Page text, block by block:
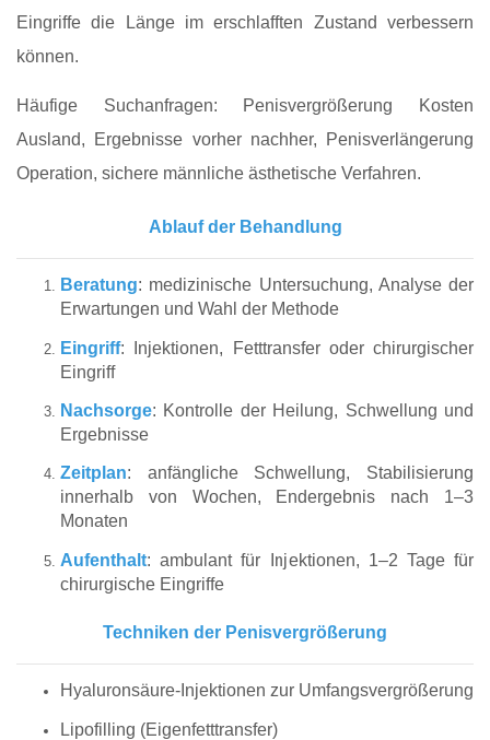
Eingriffe die Länge im erschlafften Zustand verbessern
können.
Häufige Suchanfragen: Penisvergrößerung Kosten
Ausland, Ergebnisse vorher nachher, Penisverlängerung
Operation, sichere männliche ästhetische Verfahren.
Ablauf der Behandlung
Beratung: medizinische Untersuchung, Analyse der
Erwartungen und Wahl der Methode
Eingriff: Injektionen, Fetttransfer oder chirurgischer
Eingriff
Nachsorge: Kontrolle der Heilung, Schwellung und
Ergebnisse
Zeitplan: anfängliche Schwellung, Stabilisierung
innerhalb von Wochen, Endergebnis nach 1–3
Monaten
Aufenthalt: ambulant für Injektionen, 1–2 Tage für
chirurgische Eingriffe
Techniken der Penisvergrößerung
Hyaluronsäure-Injektionen zur Umfangsvergrößerung
Lipofilling (Eigenfetttransfer)